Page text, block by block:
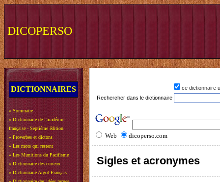
DICOPERSO
DICTIONNAIRES
» Sommaire
» Dictionnaire de l'académie
française - Septième édition
» Proverbes et dictons
» Les mots qui restent
» Les Munitions du Pacifisme
» Dictionnaire des curieux
» Dictionnaire Argot-Français
ce dictionnaire
Rechercher dans le dictionnaire
Web dicoperso.com
Sigles et acronymes